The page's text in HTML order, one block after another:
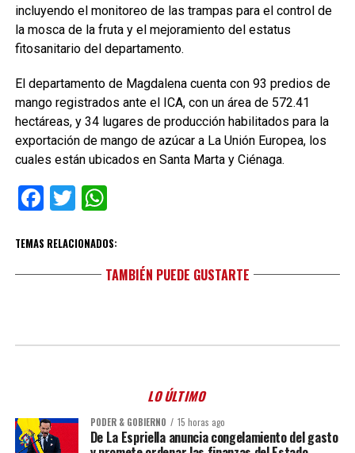
incluyendo el monitoreo de las trampas para el control de
la mosca de la fruta y el mejoramiento del estatus
fitosanitario del departamento.
El departamento de Magdalena cuenta con 93 predios de
mango registrados ante el ICA, con un área de 572.41
hectáreas, y 34 lugares de producción habilitados para la
exportación de mango de azúcar a La Unión Europea, los
cuales están ubicados en Santa Marta y Ciénaga.
Facebook
TwitterWhatsApp
TEMAS RELACIONADOS:
TAMBIÉN PUEDE GUSTARTE
LO ÚLTIMO
PODER & GOBIERNO 15 horas ago
De La Espriella anuncia congelamiento del gasto